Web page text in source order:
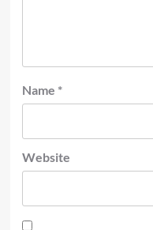
Name *
Website